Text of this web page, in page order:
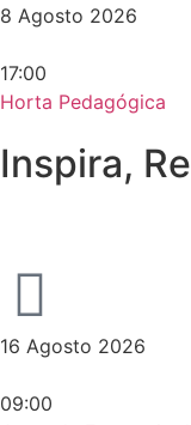
8 Agosto 2026
17:00
Horta Pedagógica
Inspira,
16 Agosto 2026
09:00